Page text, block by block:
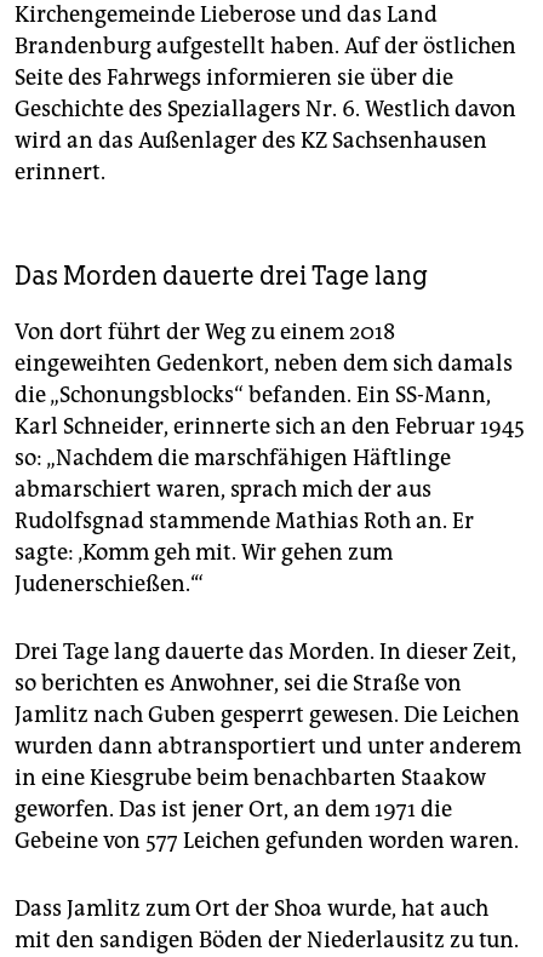
Kirchengemeinde Lieberose und das Land
Brandenburg aufgestellt haben. Auf der östlichen
Seite des Fahrwegs informieren sie über die
Geschichte des Speziallagers Nr. 6. Westlich davon
wird an das Außenlager des KZ Sachsenhausen
erinnert.
Das Morden dauerte drei Tage lang
Von dort führt der Weg zu einem 2018
eingeweihten Gedenkort, neben dem sich damals
die „Schonungsblocks“ befanden. Ein SS-Mann,
Karl Schneider, erinnerte sich an den Februar 1945
so: „Nachdem die marschfähigen Häftlinge
abmarschiert waren, sprach mich der aus
Rudolfsgnad stammende Mathias Roth an. Er
sagte: ‚Komm geh mit. Wir gehen zum
Judenerschießen.‘“
Drei Tage lang dauerte das Morden. In dieser Zeit,
so berichten es Anwohner, sei die Straße von
Jamlitz nach Guben gesperrt gewesen. Die Leichen
wurden dann abtransportiert und unter anderem
in eine Kiesgrube beim benachbarten Staakow
geworfen. Das ist jener Ort, an dem 1971 die
Gebeine von 577 Leichen gefunden worden waren.
Dass Jamlitz zum Ort der Shoa wurde, hat auch
mit den sandigen Böden der Niederlausitz zu tun.